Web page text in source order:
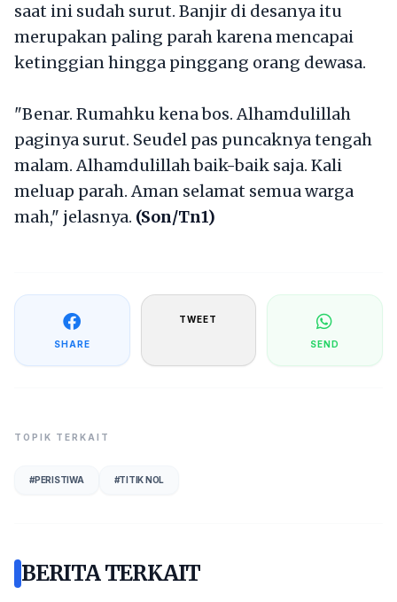
saat ini sudah surut. Banjir di desanya itu
merupakan paling parah karena mencapai
ketinggian hingga pinggang orang dewasa.
"Benar. Rumahku kena bos. Alhamdulillah
paginya surut. Seudel pas puncaknya tengah
malam. Alhamdulillah baik-baik saja. Kali
meluap parah. Aman selamat semua warga
mah," jelasnya. (Son/Tn1)
SHARE
TWEET
SEND
TOPIK TERKAIT
#PERISTIWA #TITIK NOL
BERITA TERKAIT